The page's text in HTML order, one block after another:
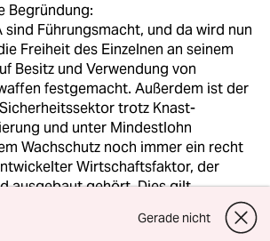
Begründung:
sind Führungsmacht, und da wird nun
Freiheit des Einzelnen an seinem
Besitz und Verwendung von
festgemacht. Außerdem ist der
trotz Knast-
und unter Mindestlohn
Wachschutz noch immer ein recht
Wirtschaftsfaktor, der
ausgebaut gehört. Dies gilt
Gerade nicht